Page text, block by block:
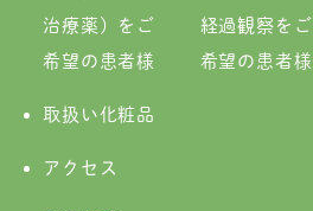
治療薬）をご
希望の患者様
経過観察をご
希望の患者様
取扱い化粧品
アクセス